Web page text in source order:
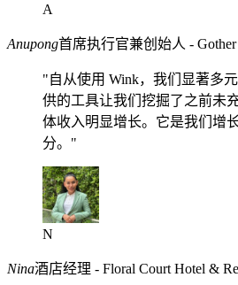
A
Anupong首席执行官兼创始人 - Gother
"自从使用 Wink，我们显著多
供的工具让我们挖掘了之前未
体收入明显增长。它是我们增
分。"
N
Nina酒店经理 - Floral Court Hotel &